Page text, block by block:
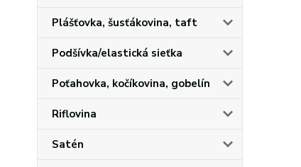
Plášťovka, šusťákovina, taft
Podšívka/elastická sieťka
Poťahovka, kočíkovina, gobelín
Riflovina
Satén